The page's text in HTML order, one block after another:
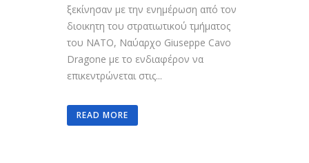
ξεκίνησαν με την ενημέρωση από τον
διοικητη του στρατιωτικού τμήματος
του ΝΑΤΟ, Ναύαρχο Giuseppe Cavo
Dragone με το ενδιαφέρον να
επικεντρώνεται στις...
READ MORE